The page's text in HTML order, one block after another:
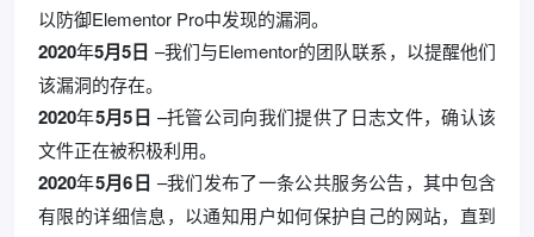
以防御Elementor Pro中发现的漏洞。
2020年5月5日 –我们与Elementor的团队联系，以提醒他们
该漏洞的存在。
2020年5月5日 –托管公司向我们提供了日志文件，确认该
文件正在被积极利用。
2020年5月6日 –我们发布了一条公共服务公告，其中包含
有限的详细信息，以通知用户如何保护自己的网站，直到